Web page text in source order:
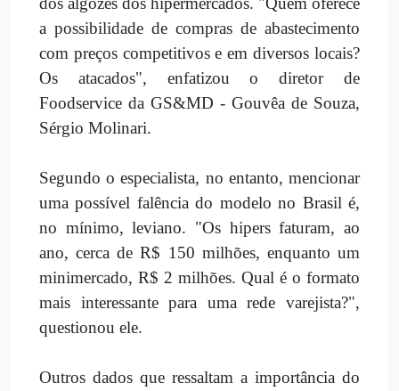
a possibilidade de compras de abastecimento
com preços competitivos e em diversos locais?
Os atacados", enfatizou o diretor de
Foodservice da GS&MD - Gouvêa de Souza,
Sérgio Molinari.
Segundo o especialista, no entanto, mencionar
uma possível falência do modelo no Brasil é,
no mínimo, leviano. "Os hipers faturam, ao
ano, cerca de R$ 150 milhões, enquanto um
minimercado, R$ 2 milhões. Qual é o formato
mais interessante para uma rede varejista?",
questionou ele.
Outros dados que ressaltam a importância do